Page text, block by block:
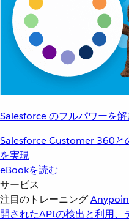
Salesforce のフルパワーを
Salesforce Customer 360と
を実現
eBookを読む
サービス
注目のトレーニング
開されたAPIの検出と利用、